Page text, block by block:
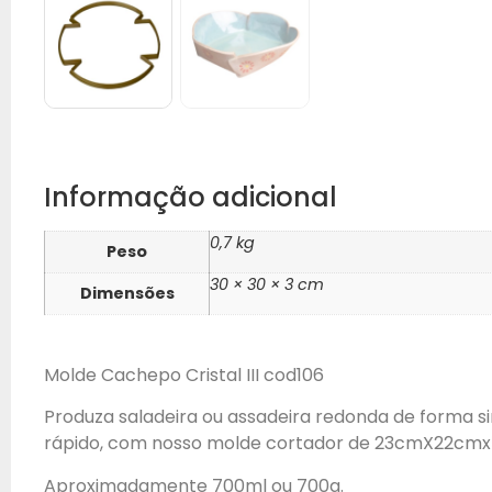
Informação adicional
Peso 0,7 kg
Dimensões 30 × 30 × 3 cm
Molde Cachepo Cristal III cod106
Produza saladeira ou assadeira redonda de forma
rápido, com nosso molde cortador de
Aproximadamente 700ml ou 700g.